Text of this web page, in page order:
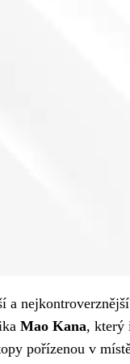
a
Mao Kana, který
pořízenou v